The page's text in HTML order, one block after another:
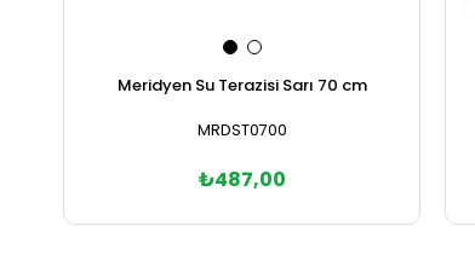
Meridyen Su Terazisi Sarı 70 cm
MRDST0700
₺487,00